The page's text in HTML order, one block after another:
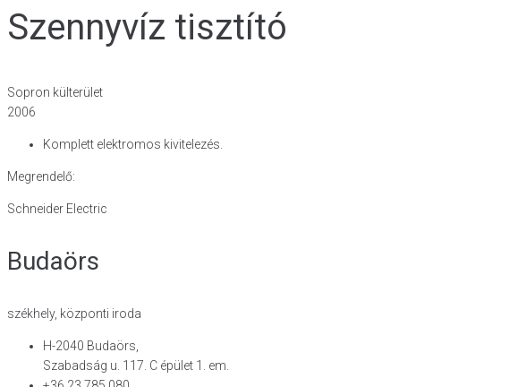
Szennyvíz tisztító
Sopron külterület
2006
Komplett elektromos kivitelezés.
Megrendelő:
Schneider Electric
Budaörs
székhely, központi iroda
H-2040 Budaörs,
Szabadság u. 117. C épület 1. em.